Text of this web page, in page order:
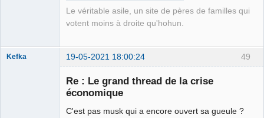
Le véritable asile, un site de pères de familles qui
votent moins à droite qu'hohun.
49
Kefka 19-05-2021 18:00:24
Re : Le grand thread de la crise
économique
C'est pas musk qui a encore ouvert sa gueule ?